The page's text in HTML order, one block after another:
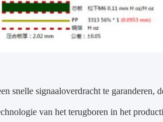
snelle signaaloverdracht te
van het terugboren in het